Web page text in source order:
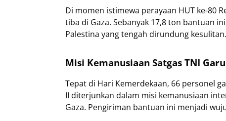
Di momen istimewa perayaan HUT ke-80
tiba di Gaza. Sebanyak 17,8 ton bantuan
Palestina yang tengah dirundung kesulitan.
Misi Kemanusiaan Satgas TNI
Tepat di Hari Kemerdekaan, 66 personel
II diterjunkan dalam misi kemanusiaan
Gaza. Pengiriman bantuan ini menjadi